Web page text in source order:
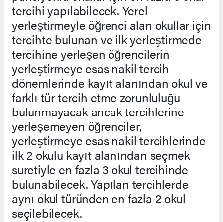
tercihi yapılabilecek. Yerel
yerleştirmeyle öğrenci alan okullar için
tercihte bulunan ve ilk yerleştirmede
tercihine yerleşen öğrencilerin
yerleştirmeye esas nakil tercih
dönemlerinde kayıt alanından okul ve
farklı tür tercih etme zorunluluğu
bulunmayacak ancak tercihlerine
yerleşemeyen öğrenciler,
yerleştirmeye esas nakil tercihlerinde
ilk 2 okulu kayıt alanından seçmek
suretiyle en fazla 3 okul tercihinde
bulunabilecek. Yapılan tercihlerde
aynı okul türünden en fazla 2 okul
seçilebilecek.